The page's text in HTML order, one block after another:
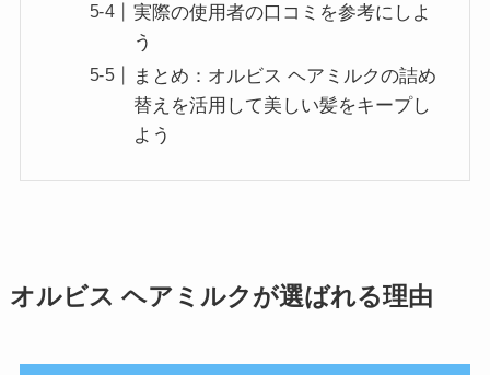
実際の使用者の口コミを参考にしよ
う
まとめ：オルビス ヘアミルクの詰め
替えを活用して美しい髪をキープし
よう
オルビス ヘアミルクが選ばれる理由